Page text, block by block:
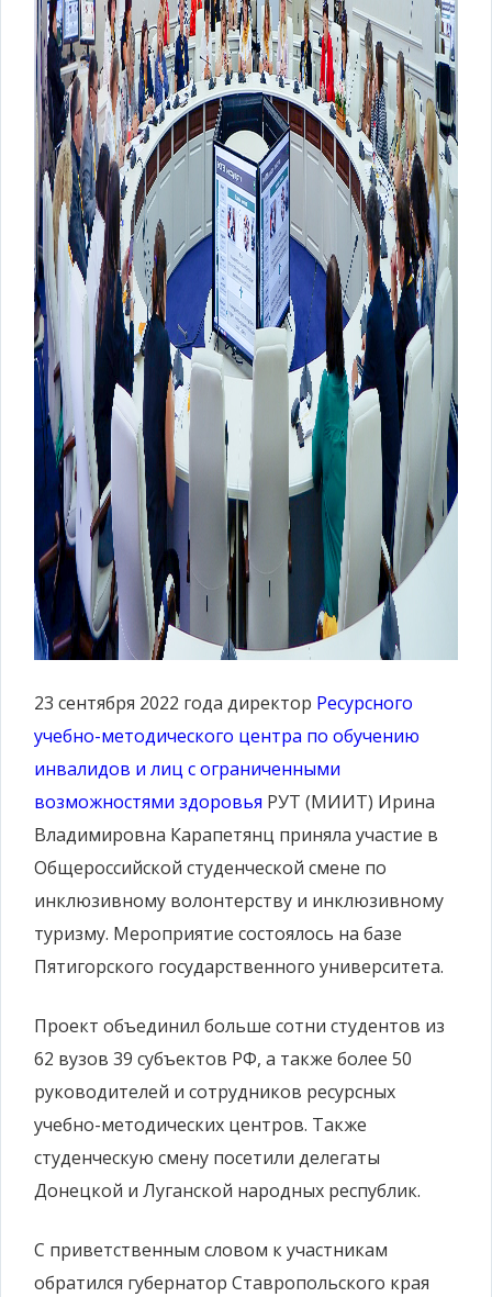
23 сентября 2022 года директор Ресурсного
учебно-методического центра по обучению
инвалидов и лиц с ограниченными
возможностями здоровья РУТ (МИИТ) Ирина
Владимировна Карапетянц приняла участие в
Общероссийской студенческой смене по
инклюзивному волонтерству и инклюзивному
туризму. Мероприятие состоялось на базе
Пятигорского государственного университета.
Проект объединил больше сотни студентов из
62 вузов 39 субъектов РФ, а также более 50
руководителей и сотрудников ресурсных
учебно-методических центров. Также
студенческую смену посетили делегаты
Донецкой и Луганской народных республик.
С приветственным словом к участникам
обратился губернатор Ставропольского края